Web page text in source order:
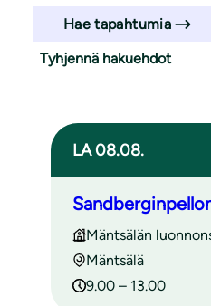
Hae tapahtumia
Tyhjennä hakuehdot
Haun
LA 08.08.
Mäntsälän
Mäntsälä
9.00 – 13.00